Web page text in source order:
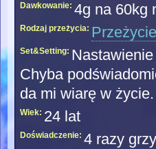
Dawkowanie: 4g na 60kg
Rodzaj przeżycia:
Set&Setting:
Chyba
da mi wiarę w życie.
Wiek: 24 lat
Doświadczenie: 4 razy